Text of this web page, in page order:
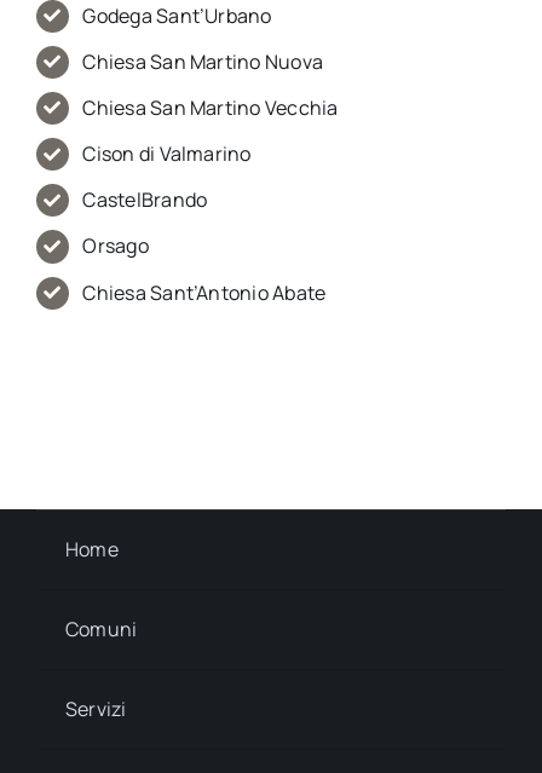
Godega Sant’Urbano
Chiesa San Martino Nuova
Chiesa San Martino Vecchia
Cison di Valmarino
CastelBrando
Orsago
Chiesa Sant’Antonio Abate
Home
Comuni
Servizi